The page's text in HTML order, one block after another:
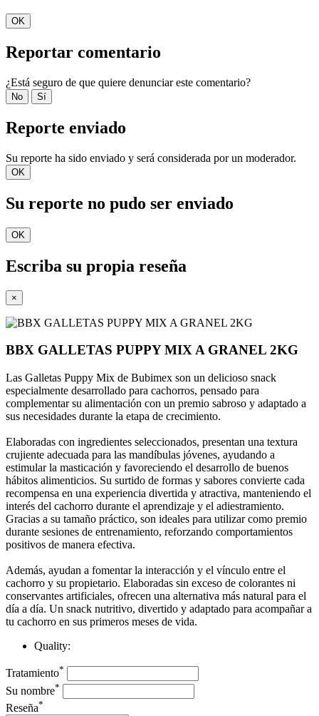
OK
Reportar comentario
¿Está seguro de que quiere denunciar este comentario?
No Sí
Reporte enviado
Su reporte ha sido enviado y será considerada por un moderador.
OK
Su reporte no pudo ser enviado
OK
Escriba su propia reseña
×
BBX GALLETAS PUPPY MIX A GRANEL 2KG
Las Galletas Puppy Mix de Bubimex son un delicioso snack
especialmente desarrollado para cachorros, pensado para
complementar su alimentación con un premio sabroso y adaptado a
sus necesidades durante la etapa de crecimiento.
Elaboradas con ingredientes seleccionados, presentan una textura
crujiente adecuada para las mandíbulas jóvenes, ayudando a
estimular la masticación y favoreciendo el desarrollo de buenos
hábitos alimenticios. Su surtido de formas y sabores convierte cada
recompensa en una experiencia divertida y atractiva, manteniendo el
interés del cachorro durante el aprendizaje y el adiestramiento.
Gracias a su tamaño práctico, son ideales para utilizar como premio
durante sesiones de entrenamiento, reforzando comportamientos
positivos de manera efectiva.
Además, ayudan a fomentar la interacción y el vínculo entre el
cachorro y su propietario. Elaboradas sin exceso de colorantes ni
conservantes artificiales, ofrecen una alternativa más natural para el
día a día. Un snack nutritivo, divertido y adaptado para acompañar a
tu cachorro en sus primeros meses de vida.
Quality:
Tratamiento*
Su nombre*
Reseña*